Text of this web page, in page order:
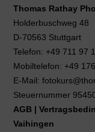
Thomas Rathay
Holderbuschweg 48
D-70563 Stuttgart
Telefon: +49 711 97
Mobiltelefon: +49
E-Mail:
Steuernummer
AGB |
Vaihingen